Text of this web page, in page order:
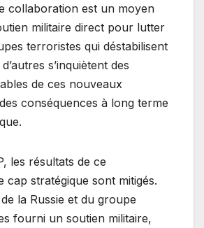
collaboration est un moyen
militaire direct pour lutter
terroristes qui déstabilisent
s’inquiètent des
de ces nouveaux
conséquences à long terme
les résultats de ce
cap stratégique sont mitigés.
la Russie et du groupe
fourni un soutien militaire,